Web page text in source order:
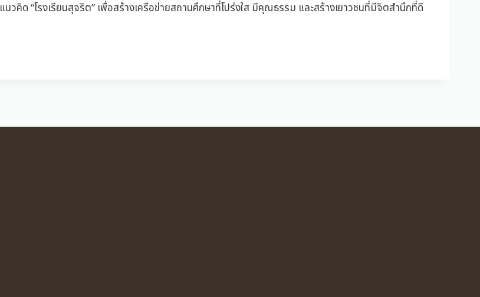
คิด “โรงเรียนสุจริต” เพื่อสร้างเครือข่ายสถานศึกษาที่โปร่งใส มีคุณธรรม และสร้างเยาวชนที่มีจิตสำนึกที่ดี